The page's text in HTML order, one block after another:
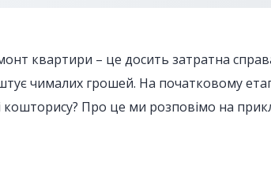
квартири – це досить затратна
чималих грошей. На початковому
кошторису? Про це ми розповімо на